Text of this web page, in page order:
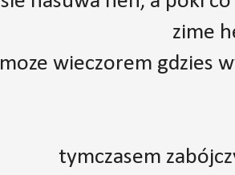
zime
moze wieczorem gdzies
tymczasem